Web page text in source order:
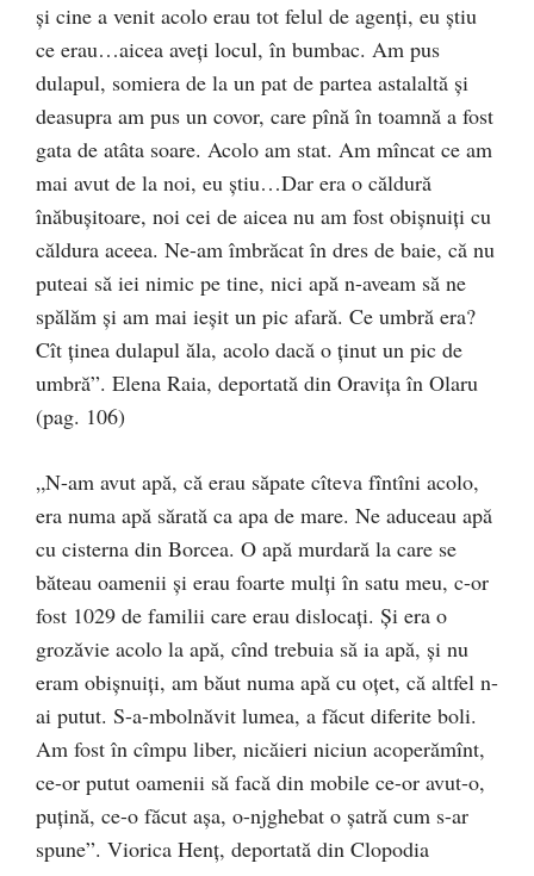
și cine a venit acolo erau tot felul de agenți, eu știu
ce erau…aicea aveți locul, în bumbac. Am pus
dulapul, somiera de la un pat de partea astalaltă și
deasupra am pus un covor, care pînă în toamnă a fost
gata de atâta soare. Acolo am stat. Am mîncat ce am
mai avut de la noi, eu știu…Dar era o căldură
înăbușitoare, noi cei de aicea nu am fost obișnuiți cu
căldura aceea. Ne-am îmbrăcat în dres de baie, că nu
puteai să iei nimic pe tine, nici apă n-aveam să ne
spălăm și am mai ieșit un pic afară. Ce umbră era?
Cît ținea dulapul ăla, acolo dacă o ținut un pic de
umbră”. Elena Raia, deportată din Oravița în Olaru
(pag. 106)
„N-am avut apă, că erau săpate cîteva fîntîni acolo,
era numa apă sărată ca apa de mare. Ne aduceau apă
cu cisterna din Borcea. O apă murdară la care se
băteau oamenii și erau foarte mulți în satu meu, c-or
fost 1029 de familii care erau dislocați. Și era o
grozăvie acolo la apă, cînd trebuia să ia apă, și nu
eram obișnuiți, am băut numa apă cu oțet, că altfel n-
ai putut. S-a-mbolnăvit lumea, a făcut diferite boli.
Am fost în cîmpu liber, nicăieri niciun acoperămînt,
ce-or putut oamenii să facă din mobile ce-or avut-o,
puțină, ce-o făcut așa, o-njghebat o șatră cum s-ar
spune”. Viorica Henț, deportată din Clopodia